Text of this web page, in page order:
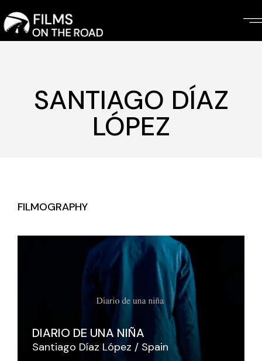
to
the
content
SANTIAGO DÍAZ
LÓPEZ
FILMOGRAPHY
DIARIO DE UNA NIÑA
Santiago Díaz López Spain